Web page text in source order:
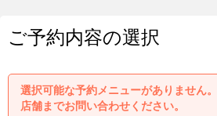
ご予約内容の選択
選択可能な予約メニューがありません。
店舗までお問い合わせください。
7:00